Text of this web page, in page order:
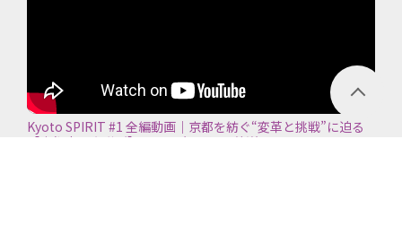
Kyoto SPIRIT #1 全編動画｜京都を紡ぐ“変革と挑戦”に迫る
【京都商工会議所】＜2026年7月5日放送＞